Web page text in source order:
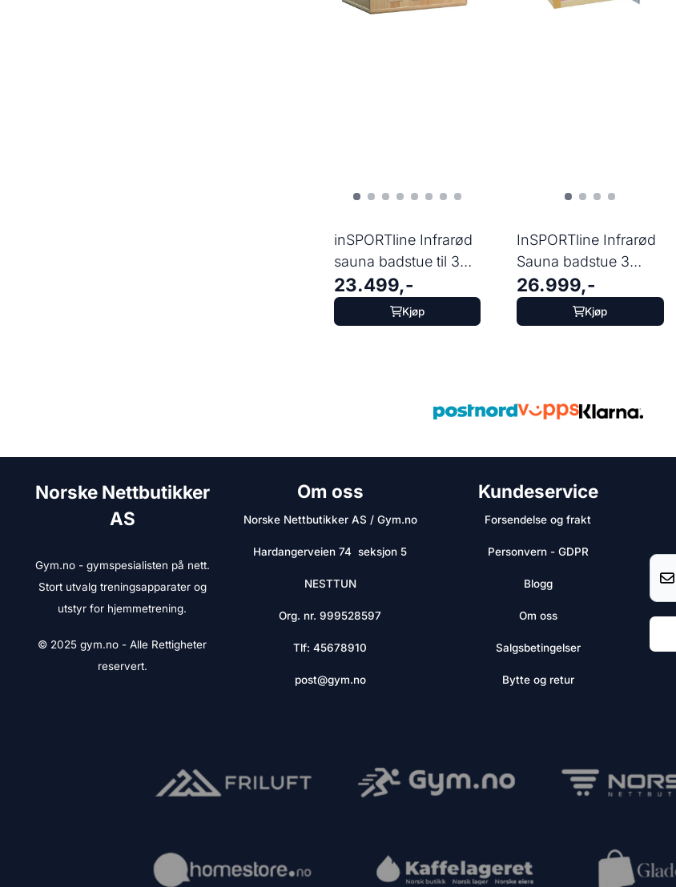
inSPORTline Infrarød
sauna badstue til 3
personer ...
23.499,-
Kjøp
InSPORTline Infrarød
Sauna badstue 3
personer - ...
26.999,-
Kjøp
Norske Nettbutikker
AS
Gym.no - gymspesialisten på nett.
Stort utvalg treningsapparater og
utstyr for hjemmetrening.
© 2025 gym.no - Alle Rettigheter
reservert.
Om oss
Norske Nettbutikker AS / Gym.no
Hardangerveien 74  seksjon 5
NESTTUN
Org. nr. 999528597
Tlf:45678910
post@gym.no
Kundeservice
Forsendelse og frakt
Personvern - GDPR
Blogg
Om oss
Salgsbetingelser
Bytte og retur